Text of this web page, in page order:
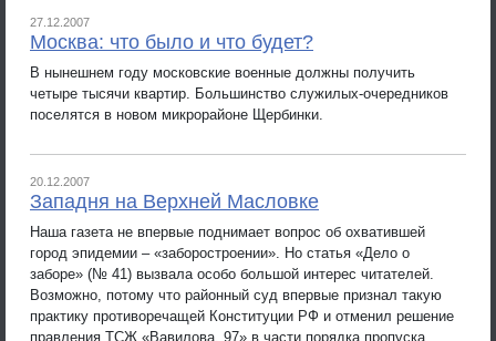
27.12.2007
Москва: что было и что будет?
В нынешнем году московские военные должны получить
четыре тысячи квартир. Большинство служилых-очередников
поселятся в новом микрорайоне Щербинки.
20.12.2007
Западня на Верхней Масловке
Наша газета не впервые поднимает вопрос об охватившей
город эпидемии – «заборостроении». Но статья «Дело о
заборе» (№ 41) вызвала особо большой интерес читателей.
Возможно, потому что районный суд впервые признал такую
практику противоречащей Конституции РФ и отменил решение
правления ТСЖ «Вавилова, 97» в части порядка пропуска